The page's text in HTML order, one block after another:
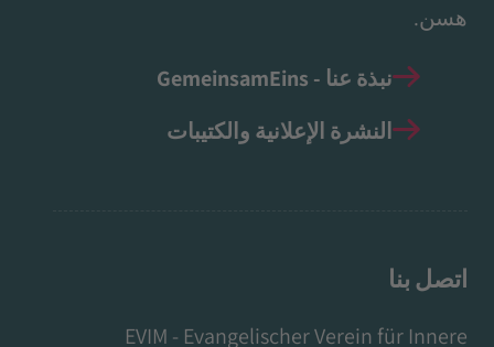
هسن.
نبذة عنا - GemeinsamEins
النشرة الإعلانية والكتيبات
اتصل بنا
EVIM - Evangelischer Verein für Innere